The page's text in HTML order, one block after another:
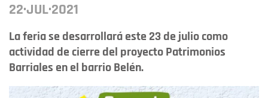
22·JUL·2021
La feria se desarrollará este 23 de julio como
actividad de cierre del proyecto Patrimonios
Barriales en el barrio Belén.